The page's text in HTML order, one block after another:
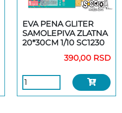
EVA PENA GLITER
SAMOLEPIVA ZLATNA
20*30CM 1/10 SC1230
390,00 RSD